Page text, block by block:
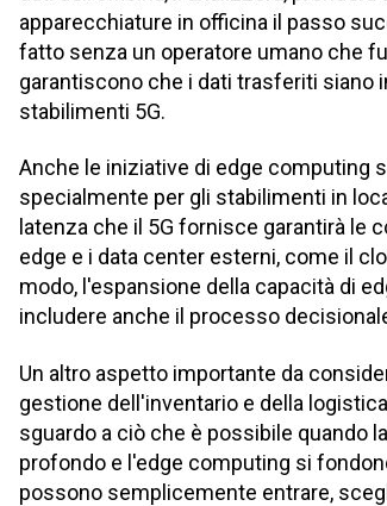
apparecchiature in officina il passo
fatto senza un operatore umano che
garantiscono che i dati trasferiti siano
stabilimenti 5G.
Anche le iniziative di edge computing
specialmente per gli stabilimenti in
latenza che il 5G fornisce garantirà le
edge e i data center esterni, come il
modo, l'espansione della capacità di
includere anche il processo
Un altro aspetto importante da
gestione dell'inventario e della
sguardo a ciò che è possibile quando
profondo e l'edge computing si
possono semplicemente entrare,